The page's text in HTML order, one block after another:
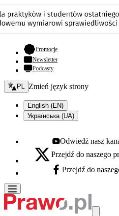
Promocje- otwiera się w nowej karcie
Newsletter
Podcasty
Zmień język - bieżący:
PL Zmień język strony
English (EN)
Українська (UA)
Youtube - otwiera się w
Odwiedź nasz
X - otwiera się w nowej karcie
Przejdź do naszego
Facebook - otwiera się w
Przejdź do